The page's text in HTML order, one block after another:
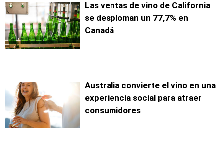
Las ventas de vino de California
se desploman un 77,7% en
Canadá
Australia convierte el vino en una
experiencia social para atraer
consumidores